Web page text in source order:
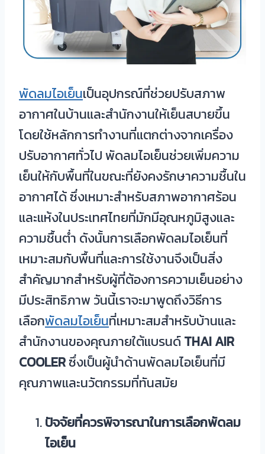
พัดลมไอเย็นเป็นอุปกรณ์ที่ช่วยปรับสภาพ
อากาศในบ้านและสำนักงานให้เย็นสบายขึ้น
โดยใช้หลักการทำงานที่แตกต่างจากเครื่อง
ปรับอากาศทั่วไป พัดลมไอเย็นช่วยเพิ่มความ
เย็นให้กับพื้นที่ในขณะที่ยังคงรักษาความชื้นใน
อากาศได้ ซึ่งเหมาะสำหรับสภาพอากาศร้อน
และแห้งในประเทศไทยที่มักมีอุณหภูมิสูงและ
ความชื้นต่ำ ดังนั้นการเลือกพัดลมไอเย็นที่
เหมาะสมกับพื้นที่และการใช้งานจึงเป็นสิ่ง
สำคัญมากสำหรับผู้ที่ต้องการความเย็นอย่าง
มีประสิทธิภาพ วันนี้เราจะมาพูดถึงวิธีการ
เลือกพัดลมไอเย็นที่เหมาะสมสำหรับบ้านและ
สำนักงานของคุณภายใต้แบรนด์THAI AIR
COOLERซึ่งเป็นผู้นำด้านพัดลมไอเย็นที่มี
คุณภาพและนวัตกรรมที่ทันสมัย
ปัจจัยที่ควรพิจารณาในการเลือกพัดลม
ไอเย็น